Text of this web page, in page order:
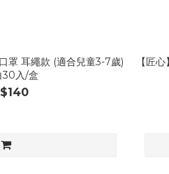
罩 耳繩款 (適合兒童3-7歲)
30入/盒
【匠